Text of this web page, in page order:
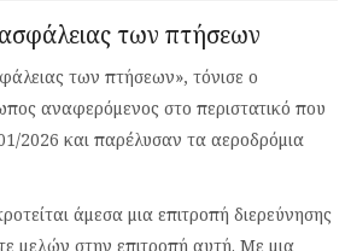
των πτήσεων
των πτήσεων», τόνισε ο
αναφερόμενος στο περιστατικό που
2026 και παρέλυσαν τα αεροδρόμια
άμεσα μια επιτροπή διερεύνησης
μελών στην επιτροπή αυτή. Με μια